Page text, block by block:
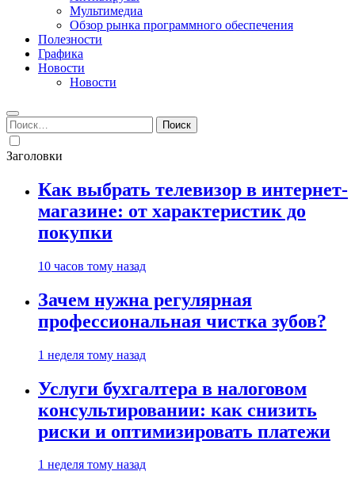
Мультимедиа
Обзор рынка программного обеспечения
Полезности
Графика
Новости
Новости
Найти:
Заголовки
Как выбрать телевизор в интернет-
магазине: от характеристик до
покупки
10 часов тому назад
Зачем нужна регулярная
профессиональная чистка зубов?
1 неделя тому назад
Услуги бухгалтера в налоговом
консультировании: как снизить
риски и оптимизировать платежи
1 неделя тому назад